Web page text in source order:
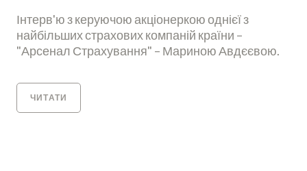
Інтерв'ю з керуючою акціонеркою однієї з
найбільших страхових компаній країни –
"Арсенал Страхування" – Мариною Авдєєвою.
ЧИТАТИ